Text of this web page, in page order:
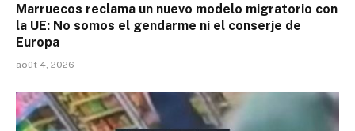
Marruecos reclama un nuevo modelo migratorio con
la UE: No somos el gendarme ni el conserje de
Europa
août 4, 2026